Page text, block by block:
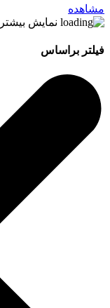
مشاهده
نمایش بیشتر
فیلتر براساس